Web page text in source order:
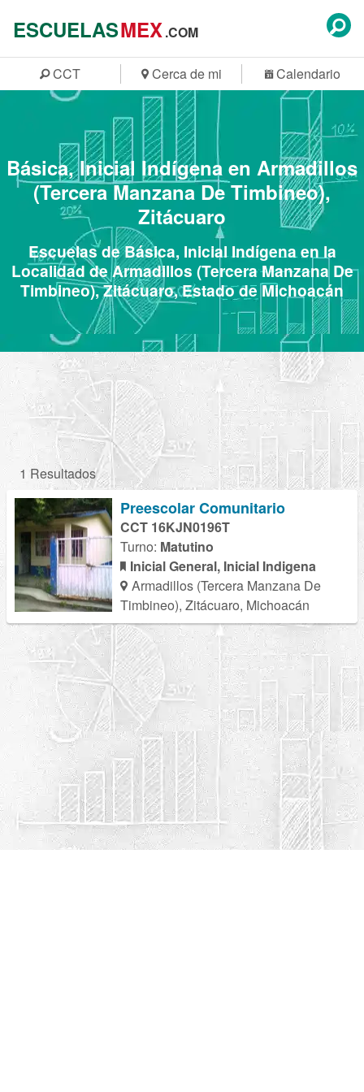
ESCUELASMEX.COM
CCT Cerca de mi Calendario
Básica, Inicial Indígena en Armadillos
(Tercera Manzana De Timbineo),
Zitácuaro
Escuelas de Básica, Inicial Indígena en la
Localidad de Armadillos (Tercera Manzana De
Timbineo), Zitácuaro, Estado de Michoacán
1 Resultados
Preescolar Comunitario
CCT 16KJN0196T
Turno: Matutino
Inicial General, Inicial Indigena
Armadillos (Tercera Manzana De
Timbineo), Zitácuaro, Michoacán